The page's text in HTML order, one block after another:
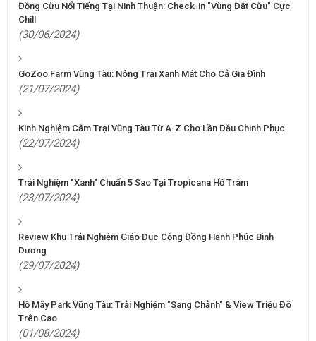
Đồng Cừu Nổi Tiếng Tại Ninh Thuận: Check-in "Vùng Đất Cừu" Cực
Chill
(30/06/2024)
GoZoo Farm Vũng Tàu: Nông Trại Xanh Mát Cho Cả Gia Đình
(21/07/2024)
Kinh Nghiệm Cắm Trại Vũng Tàu Từ A-Z Cho Lần Đầu Chinh Phục
(22/07/2024)
Trải Nghiệm "Xanh" Chuẩn 5 Sao Tại Tropicana Hồ Tràm
(23/07/2024)
Review Khu Trải Nghiệm Giáo Dục Cộng Đồng Hạnh Phúc Bình
Dương
(29/07/2024)
Hồ Mây Park Vũng Tàu: Trải Nghiệm "Sang Chảnh" & View Triệu Đô
Trên Cao
(01/08/2024)